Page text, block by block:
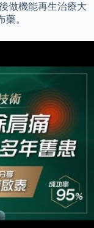
做機能再生治療大
。